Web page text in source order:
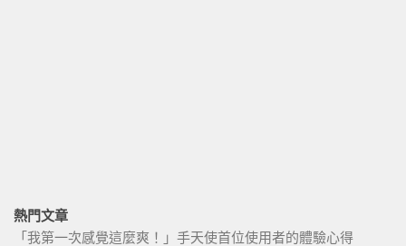
熱門文章
「我第一次感覺這麼爽！」手天使首位使用者的體驗心得